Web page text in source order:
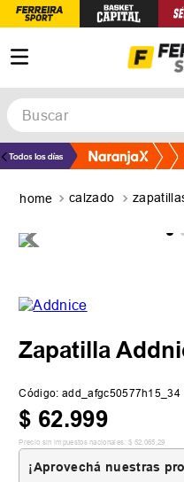
Buscar
calzado
Zapatilla
Código: add_afgc50577h15_34
$ 62.999
Precio sin impuestos nacionales: $ 52 065 29
¡Aprovechá nuestras
TÉRMINOS MÁS
3.
5. medias